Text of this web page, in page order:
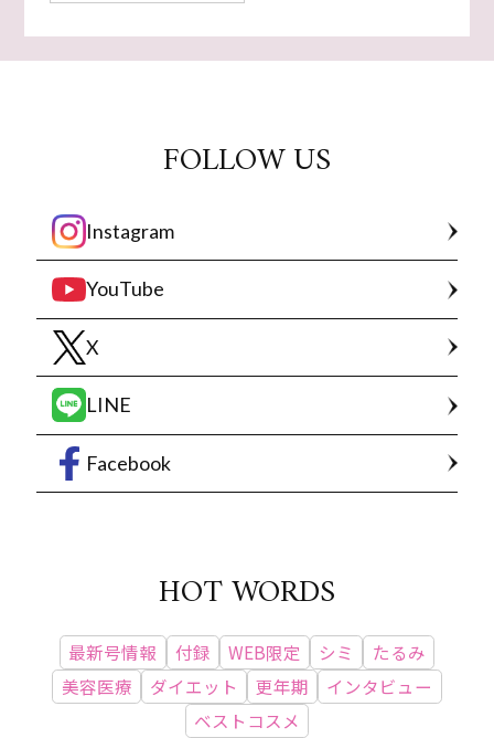
FOLLOW US
Instagram
YouTube
X
LINE
Facebook
HOT WORDS
最新号情報 付録 WEB限定 シミ
たるみ
美容医療
ダイエット 更年期
インタビュー
ベストコスメ